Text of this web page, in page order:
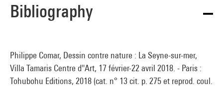
Bibliography
Philippe Comar, Dessin contre nature : La Seyne-sur-mer,
Villa Tamaris Centre d''Art, 17 février-22 avril 2018. - Paris :
Tohubohu Editions, 2018 (cat. n° 13 cit. p. 275 et reprod. coul.